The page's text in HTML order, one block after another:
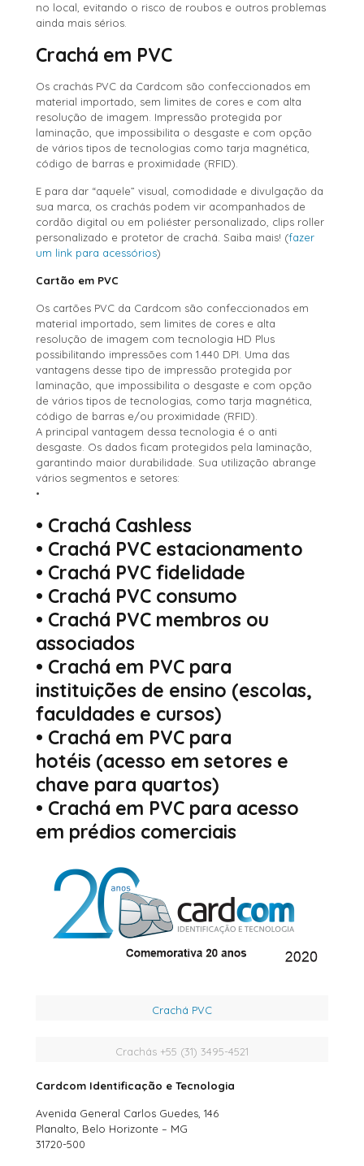
no local, evitando o risco de roubos e outros problemas
ainda mais sérios.
Crachá em PVC
Os crachás PVC da Cardcom são confeccionados em
material importado, sem limites de cores e com alta
resolução de imagem. Impressão protegida por
laminação, que impossibilita o desgaste e com opção
de vários tipos de tecnologias como tarja magnética,
código de barras e proximidade (RFID).
E para dar “aquele” visual, comodidade e divulgação da
sua marca, os crachás podem vir acompanhados de
cordão digital ou em poliéster personalizado, clips roller
personalizado e protetor de crachá. Saiba mais! (fazer
um link para acessórios)
Cartão em PVC
Os cartões PVC da Cardcom são confeccionados em
material importado, sem limites de cores e alta
resolução de imagem com tecnologia HD Plus
possibilitando impressões com 1.440 DPI. Uma das
vantagens desse tipo de impressão protegida por
laminação, que impossibilita o desgaste e com opção
de vários tipos de tecnologias, como tarja magnética,
código de barras e/ou proximidade (RFID).
A principal vantagem dessa tecnologia é o anti
desgaste. Os dados ficam protegidos pela laminação,
garantindo maior durabilidade. Sua utilização abrange
vários segmentos e setores:
•
• Crachá Cashless
• Crachá PVC estacionamento
• Crachá PVC fidelidade
• Crachá PVC consumo
• Crachá PVC membros ou
associados
• Crachá em PVC para
instituições de ensino (escolas,
faculdades e cursos)
• Crachá em PVC para
hotéis (acesso em setores e
chave para quartos)
• Crachá em PVC para acesso
em prédios comerciais
Crachá PVC
Crachás +55 (31) 3495-4521
Cardcom Identificação e Tecnologia
Avenida General Carlos Guedes, 146
Planalto, Belo Horizonte – MG
31720-500